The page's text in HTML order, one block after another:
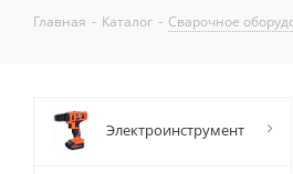
Главная - Каталог - Сварочное
Электроинструмент